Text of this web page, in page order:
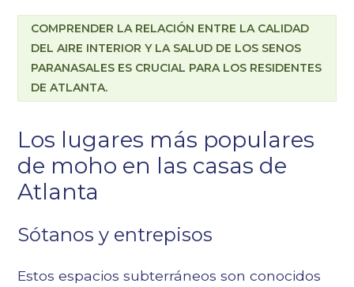
COMPRENDER LA RELACIÓN ENTRE LA CALIDAD
DEL AIRE INTERIOR Y LA SALUD DE LOS SENOS
PARANASALES ES CRUCIAL PARA LOS RESIDENTES
DE ATLANTA.
Los lugares más populares
de moho en las casas de
Atlanta
Sótanos y entrepisos
Estos espacios subterráneos son conocidos